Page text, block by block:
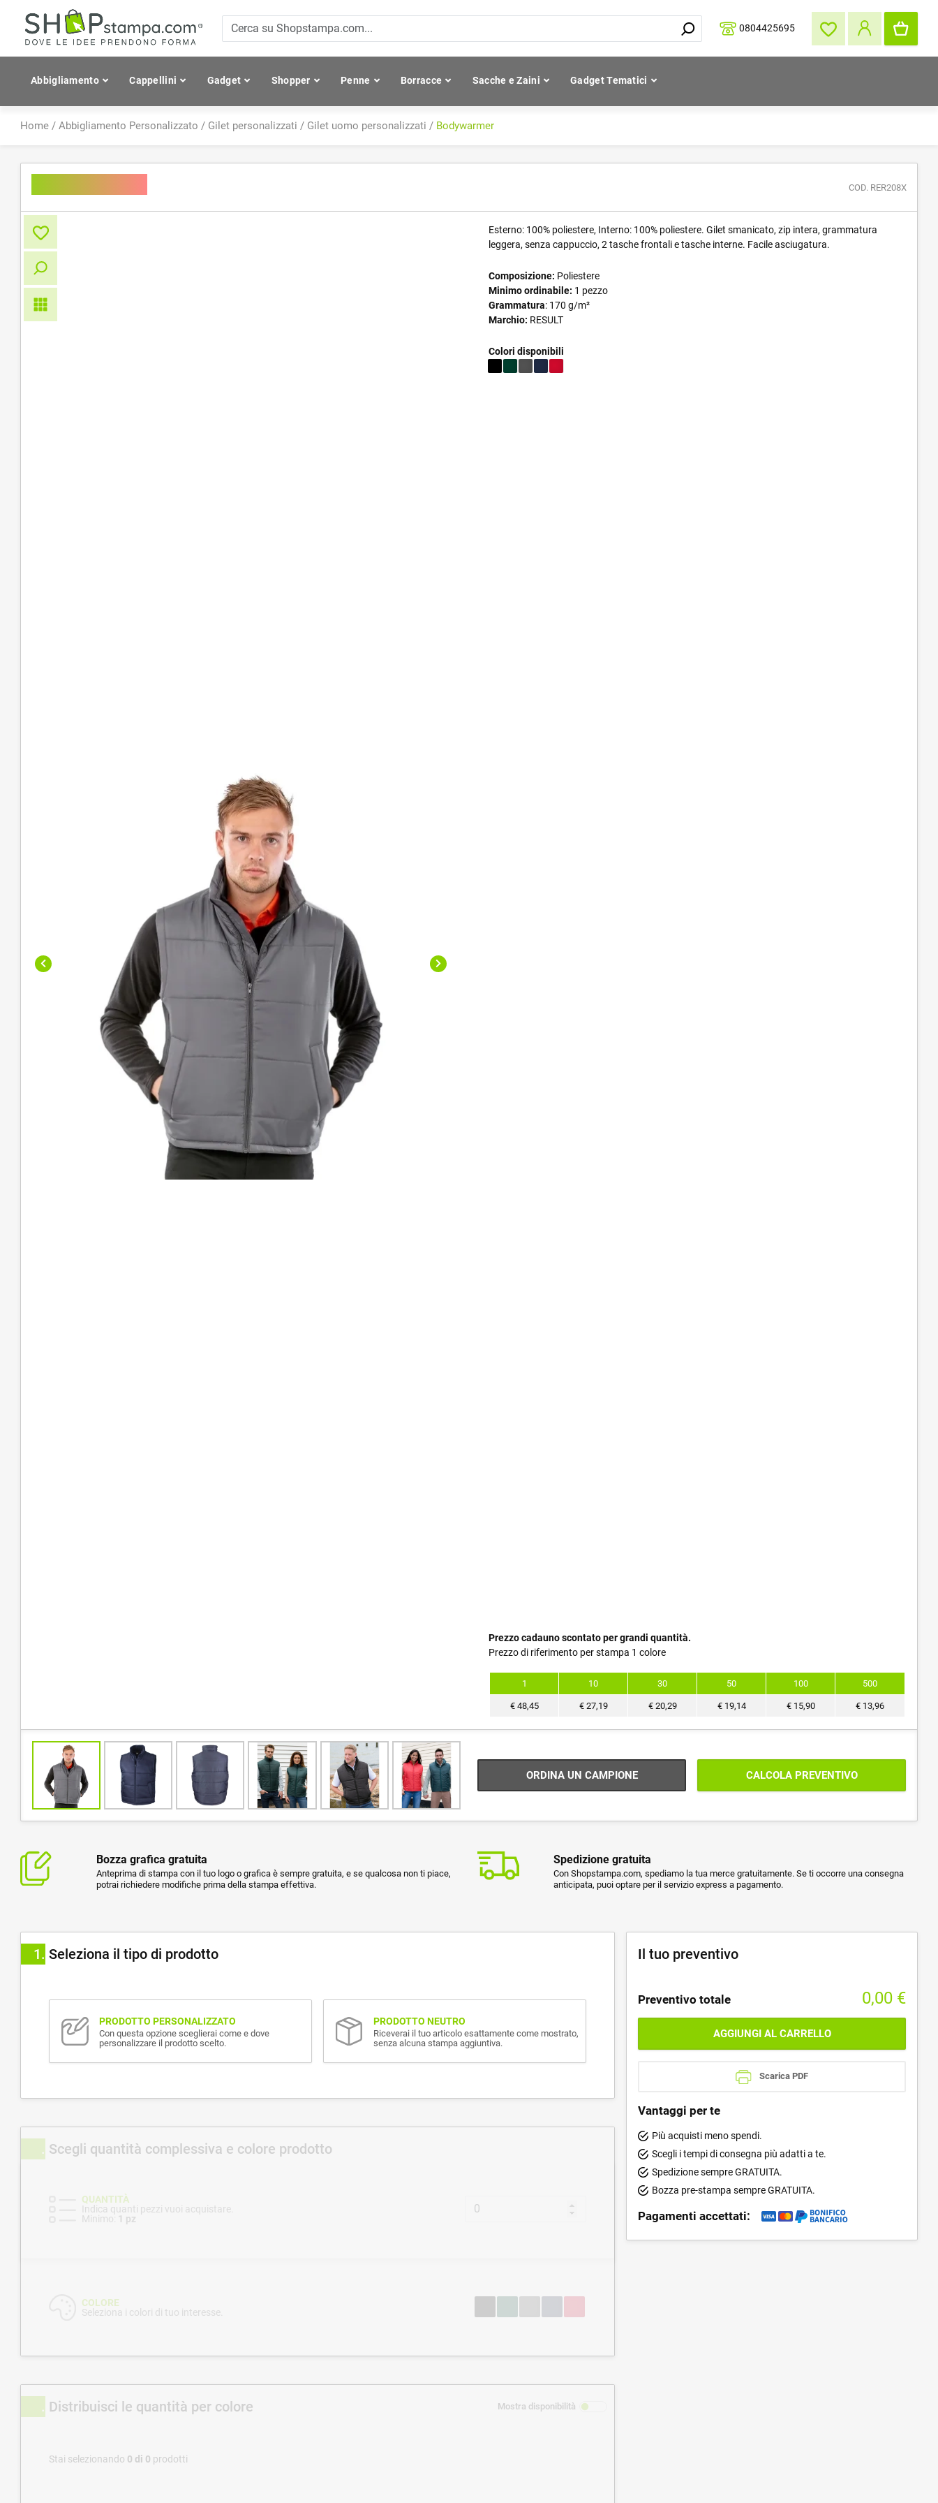
0804425695
Abbigliamento Cappellini Gadget Shopper Penne Borracce Sacche e Zaini Gadget Tematici
Home / Abbigliamento Personalizzato / Gilet personalizzati / Gilet uomo personalizzati / Bodywarmer
COD. RER208X
Esterno: 100% poliestere, Interno: 100% poliestere. Gilet smanicato, zip intera, grammatura
leggera, senza cappuccio, 2 tasche frontali e tasche interne. Facile asciugatura.
Composizione: Poliestere
Minimo ordinabile: 1 pezzo
Grammatura: 170 g/m²
Marchio: RESULT
Colori disponibili
Prezzo cadauno scontato per grandi quantità.
Prezzo di riferimento per stampa 1 colore
1 10 30 50 100 500
€ 48,45 € 27,19 € 20,29 € 19,14 € 15,90 € 13,96
ORDINA UN CAMPIONE CALCOLA PREVENTIVO
Bozza grafica gratuita
Anteprima di stampa con il tuo logo o grafica è sempre gratuita, e se qualcosa non ti piace,
potrai richiedere modifiche prima della stampa effettiva.
Spedizione gratuita
Con Shopstampa.com, spediamo la tua merce gratuitamente. Se ti occorre una consegna
anticipata, puoi optare per il servizio express a pagamento.
1 Seleziona il tipo di prodotto
PRODOTTO PERSONALIZZATO
Con questa opzione sceglierai come e dove
personalizzare il prodotto scelto.
PRODOTTO NEUTRO
Riceverai il tuo articolo esattamente come mostrato,
senza alcuna stampa aggiuntiva.
Scegli quantità complessiva e colore prodotto
QUANTITÀ
Indica quanti pezzi vuoi acquistare.
Minimo: 1 pz
COLORE
Seleziona i colori di tuo interesse.
Distribuisci le quantità per colore Mostra disponibilità
Stai selezionando 0 di 0 prodotti
Il tuo preventivo
Preventivo totale 0,00 €
AGGIUNGI AL CARRELLO
Scarica PDF
Vantaggi per te
Più acquisti meno spendi.
Scegli i tempi di consegna più adatti a te.
Spedizione sempre GRATUITA.
Bozza pre-stampa sempre GRATUITA.
Pagamenti accettati: